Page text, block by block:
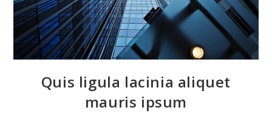
Quis ligula lacinia aliquet
mauris ipsum